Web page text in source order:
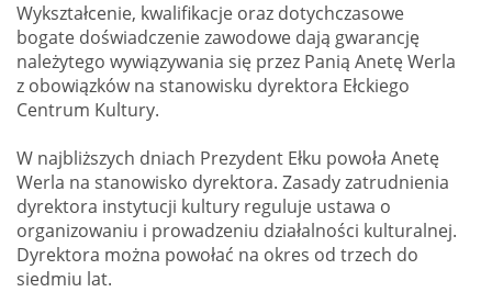
Wykształcenie, kwalifikacje oraz dotychczasowe
bogate doświadczenie zawodowe dają gwarancję
należytego wywiązywania się przez Panią Anetę Werla
z obowiązków na stanowisku dyrektora Ełckiego
Centrum Kultury.
W najbliższych dniach Prezydent Ełku powoła Anetę
Werla na stanowisko dyrektora. Zasady zatrudnienia
dyrektora instytucji kultury reguluje ustawa o
organizowaniu i prowadzeniu działalności kulturalnej.
Dyrektora można powołać na okres od trzech do
siedmiu lat.